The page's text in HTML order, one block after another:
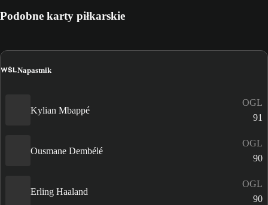
Podobne karty piłkarskie
WŚLNapastnik
Kylian Mbappé
OGL
91
Ousmane Dembélé
OGL
90
Erling Haaland
OGL
90